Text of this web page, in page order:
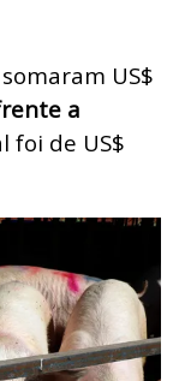
US$
a
foi de US$